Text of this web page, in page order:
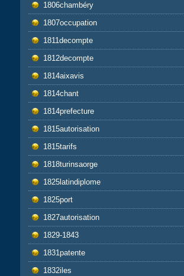
1806chambéry
1807occupation
1811decompte
1812decompte
1814aixavis
1814chant
1814prefecture
1815autorisation
1815tarifs
1818turinsaorge
1825latindiplome
1825port
1827autorisation
1829-1843
1831patente
1832iles